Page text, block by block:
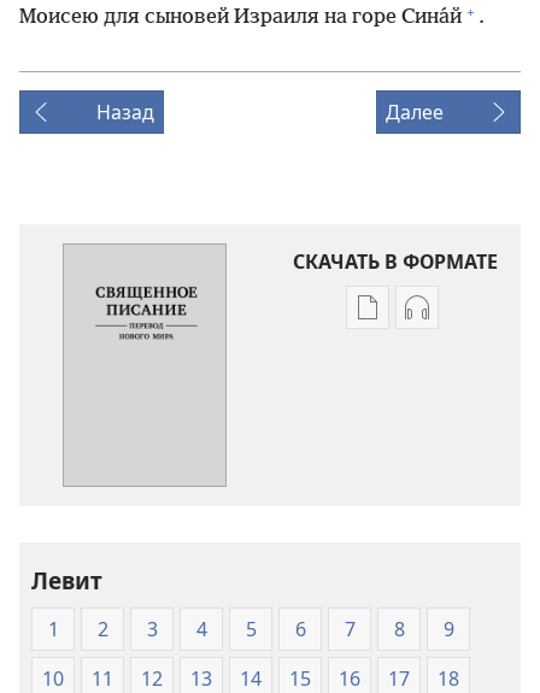
Моисею для сыновей Израиля на горе Сина́й + .
Назад Далее
СКАЧАТЬ В ФОРМАТЕ
Варианты
года)
Варианты
года)
Левит
1 2 3 4 5 6 7 8
9
10
11 12 13 14 15 16 17
18